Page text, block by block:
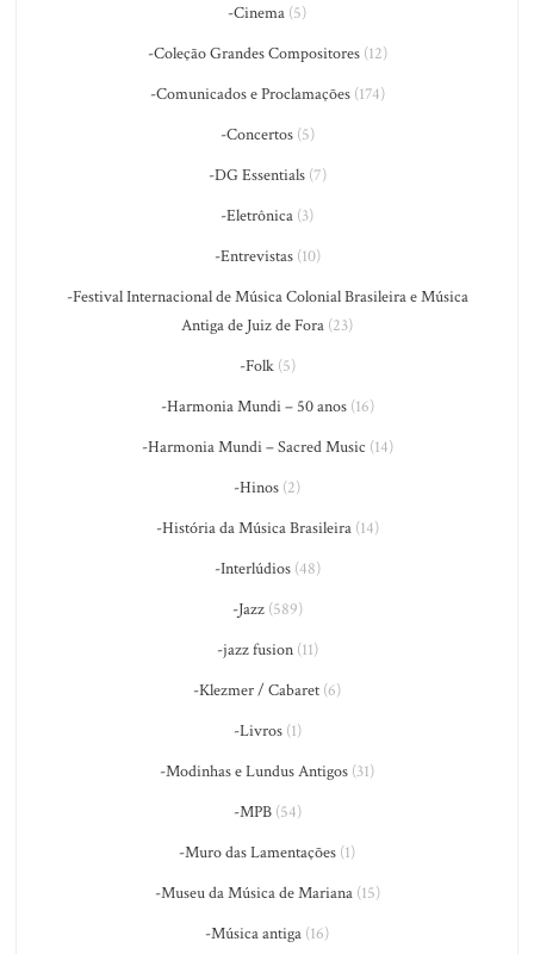
-Cinema (5)
-Coleção Grandes Compositores(12)
-Comunicados e Proclamações(174)
-Concertos(5)
-DG Essentials(7)
-Eletrônica (3)
-Entrevistas(10)
-Festival Internacional de Música Colonial Brasileira e Música
Antiga de Juiz de Fora (23)
-Folk(5)
-Harmonia Mundi – 50 anos(16)
-Harmonia Mundi – Sacred Music (14)
-Hinos (2)
-História da Música Brasileira(14)
-Interlúdios(48)
-Jazz(589)
-jazz fusion(11)
-Klezmer / Cabaret (6)
-Livros(1)
-Modinhas e Lundus Antigos (31)
-MPB(54)
-Muro das Lamentações (1)
-Museu da Música de Mariana(15)
-Música antiga (16)